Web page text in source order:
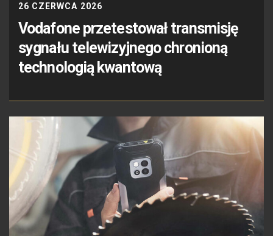
26 CZERWCA 2026
Vodafone przetestował transmisję
sygnału telewizyjnego chronioną
technologią kwantową